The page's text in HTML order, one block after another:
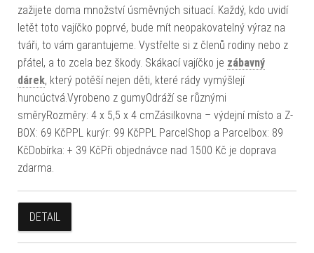
zažijete doma množství úsměvných situací. Každý, kdo uvidí
letět toto vajíčko poprvé, bude mít neopakovatelný výraz na
tváři, to vám garantujeme. Vystřelte si z členů rodiny nebo z
přátel, a to zcela bez škody. Skákací vajíčko je zábavný
dárek, který potěší nejen děti, které rády vymýšlejí
huncúctvá.Vyrobeno z gumyOdráží se různými
směryRozměry: 4 x 5,5 x 4 cmZásilkovna – výdejní místo a Z-
BOX: 69 KčPPL kurýr: 99 KčPPL ParcelShop a Parcelbox: 89
KčDobírka: + 39 KčPři objednávce nad 1500 Kč je doprava
zdarma.
DETAIL